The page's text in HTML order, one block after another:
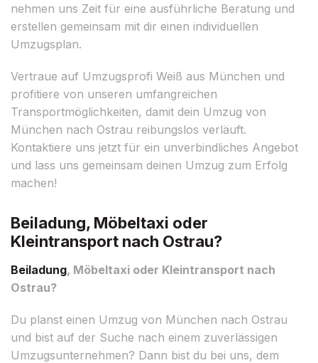
nehmen uns Zeit für eine ausführliche Beratung und
erstellen gemeinsam mit dir einen individuellen
Umzugsplan.
Vertraue auf Umzugsprofi Weiß aus München und
profitiere von unseren umfangreichen
Transportmöglichkeiten, damit dein Umzug von
München nach Ostrau reibungslos verläuft.
Kontaktiere uns jetzt für ein unverbindliches Angebot
und lass uns gemeinsam deinen Umzug zum Erfolg
machen!
Beiladung, Möbeltaxi oder
Kleintransport nach Ostrau?
Beiladung, Möbeltaxi oder Kleintransport nach
Ostrau?
Du planst einen Umzug von München nach Ostrau
und bist auf der Suche nach einem zuverlässigen
Umzugsunternehmen? Dann bist du bei uns, dem